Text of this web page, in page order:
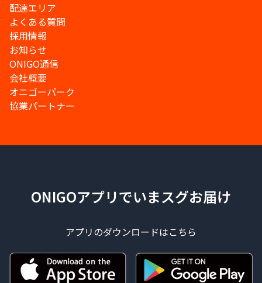
配達エリア
よくある質問
採用情報
お知らせ
ONIGO通信
会社概要
オニゴーパーク
協業パートナー
ONIGOアプリでいまスグお届け
アプリのダウンロードはこちら